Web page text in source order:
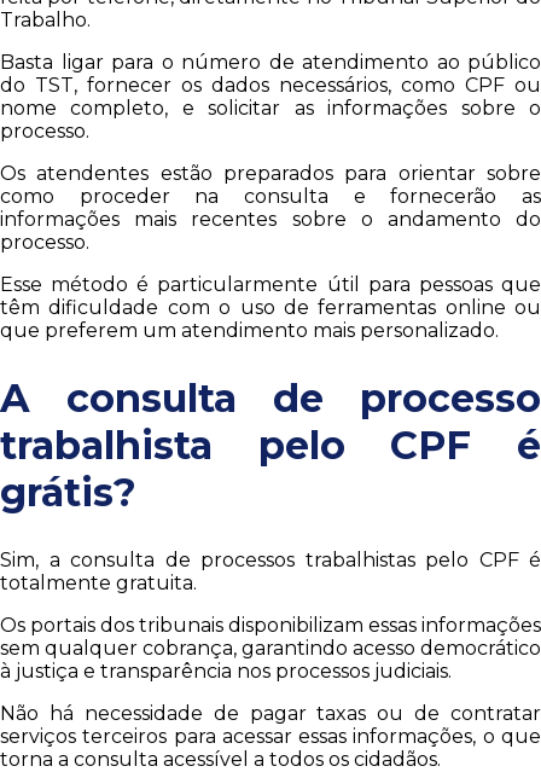
Trabalho.
Basta ligar para o número de atendimento ao público
do TST, fornecer os dados necessários, como CPF ou
nome completo, e solicitar as informações sobre o
processo.
Os atendentes estão preparados para orientar sobre
como proceder na consulta e fornecerão as
informações mais recentes sobre o andamento do
processo.
Esse método é particularmente útil para pessoas que
têm dificuldade com o uso de ferramentas online ou
que preferem um atendimento mais personalizado.
A consulta de processo
trabalhista pelo CPF é
grátis?
Sim, a consulta de processos trabalhistas pelo CPF é
totalmente gratuita.
Os portais dos tribunais disponibilizam essas informações
sem qualquer cobrança, garantindo acesso democrático
à justiça e transparência nos processos judiciais.
Não há necessidade de pagar taxas ou de contratar
serviços terceiros para acessar essas informações, o que
torna a consulta acessível a todos os cidadãos.